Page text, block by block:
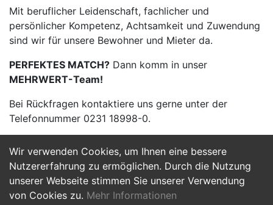
Wir verwenden Cookies, um Ihnen eine bessere
Nutzererfahrung zu ermöglichen. Durch die Nutzung
unserer Webseite stimmen Sie unserer Verwendung
von Cookies zu. Mehr Informationen
Mit beruflicher Leidenschaft, fachlicher und
persönlicher Kompetenz, Achtsamkeit und Zuwendung
sind wir für unsere Bewohner und Mieter da.
PERFEKTES MATCH? Dann komm in unser
MEHRWERT-Team!
Bei Rückfragen kontaktiere uns gerne unter der
Telefonnummer 0231 18998-0.
Jetzt Bewerben